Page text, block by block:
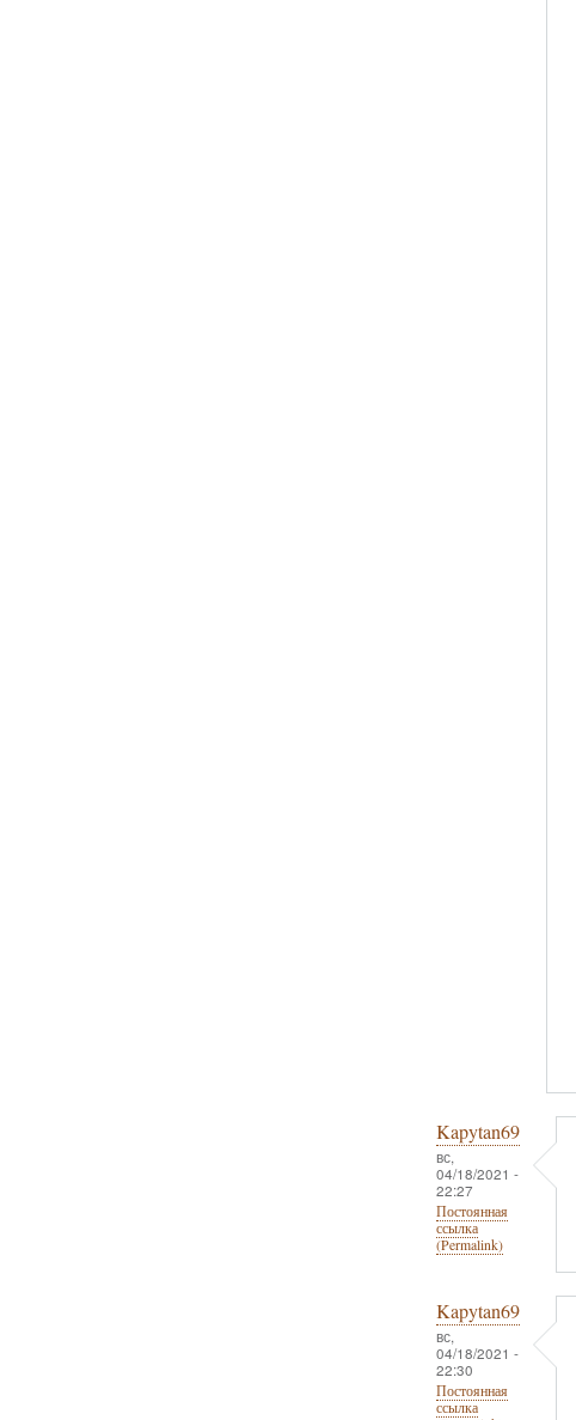
Kapytan69
вс,
04/18/2021 -
22:27
Постоянная
ссылка
(Permalink)
Kapytan69
вс,
04/18/2021 -
22:30
Постоянная
ссылка